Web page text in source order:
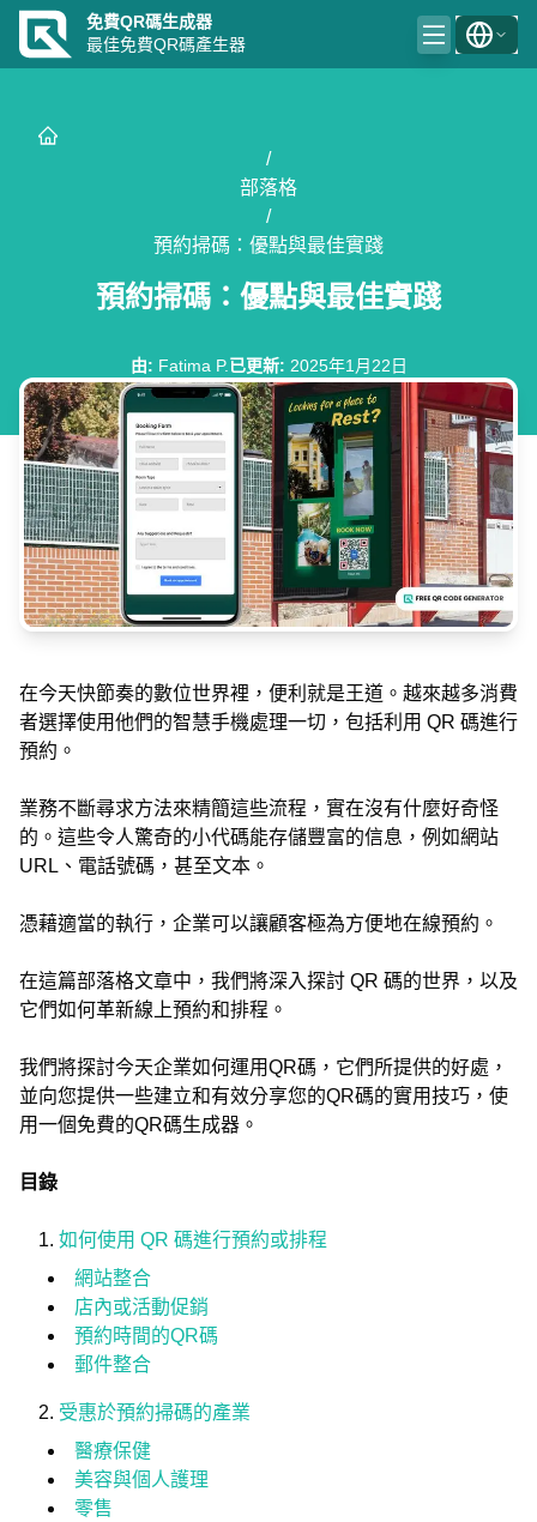
免費QR碼生成器
最佳免費QR碼產生器
/
部落格
/
預約掃碼：優點與最佳實踐
預約掃碼：優點與最佳實踐
由: Fatima P.已更新: 2025年1月22日
在今天快節奏的數位世界裡，便利就是王道。越來越多消費
者選擇使用他們的智慧手機處理一切，包括利用 QR 碼進行
預約。
業務不斷尋求方法來精簡這些流程，實在沒有什麼好奇怪
的。這些令人驚奇的小代碼能存儲豐富的信息，例如網站
URL、電話號碼，甚至文本。
憑藉適當的執行，企業可以讓顧客極為方便地在線預約。
在這篇部落格文章中，我們將深入探討 QR 碼的世界，以及
它們如何革新線上預約和排程。
我們將探討今天企業如何運用QR碼，它們所提供的好處，
並向您提供一些建立和有效分享您的QR碼的實用技巧，使
用一個免費的QR碼生成器。
目錄
如何使用 QR 碼進行預約或排程
網站整合
店內或活動促銷
預約時間的QR碼
郵件整合
受惠於預約掃碼的產業
醫療保健
美容與個人護理
零售